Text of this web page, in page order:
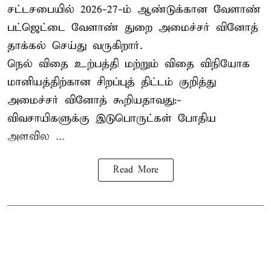
சட்டசபையில் 2026-27-ம் ஆண்டுக்கான வேளாண்
பட்ஜெட்டை வேளாண் துறை அமைச்சர் வினோத்
தாக்கல் செய்து வருகிறார்.
நெல் விதை உற்பத்தி மற்றும் விதை விநியோக
மானியத்திற்கான சிறப்புத் திட்டம் குறித்து
அமைச்சர் வினோத் கூறியதாவது:-
விவசாயிகளுக்கு இடுபொருட்கள் போதிய
அளவில ...
Read More